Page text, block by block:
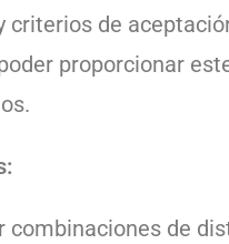
criterios de
proporcionar
combinaciones de